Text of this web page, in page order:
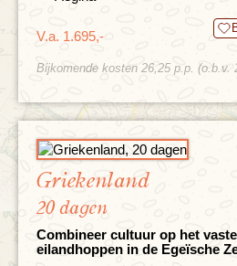
V.a. 1.695,-
Bijkomende kosten 26,25 p.p. (o.b.v.
Griekenland
20 dagen
Combineer cultuur op het
eilandhoppen in de Egeïsche